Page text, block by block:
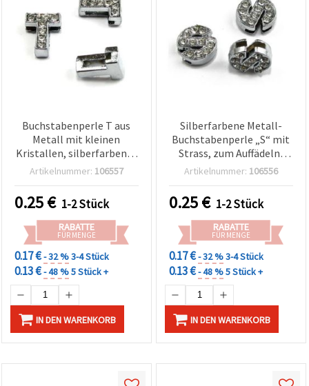
Buchstabenperle T aus
Metall mit kleinen
Kristallen, silberfarben, 8
mm Loch, zum Auffädeln,
Artikelnummer: 106557
0.25€ 1-2 Stück
RABATTE
FÜR MENGE
0.17 €- 32 %3-4 Stück
0.13 €- 48 %5 Stück +
IN DEN WARENKORB
Silberfarbene Metall-
Buchstabenperle „S“ mit
Strass, zum Auffädeln,
Lochdurchmesser 8 mm
Artikelnummer: 106556
0.25€ 1-2 Stück
RABATTE
FÜR MENGE
0.17 €- 32 %3-4 Stück
0.13 €- 48 %5 Stück +
IN DEN WARENKORB